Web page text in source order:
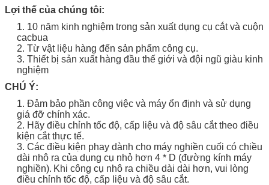
Lợi thế của chúng tôi:
1. 10 năm kinh nghiệm trong sản xuất dụng cụ cắt và cuộn
cacbua
2. Từ vật liệu hàng đến sản phẩm công cụ.
3. Thiết bị sản xuất hàng đầu thế giới và đội ngũ giàu kinh
nghiệm
CHÚ Ý:
1. Đảm bảo phần công việc và máy ổn định và sử dụng
giá đỡ chính xác.
2. Hãy điều chỉnh tốc độ, cấp liệu và độ sâu cắt theo điều
kiện cắt thực tế.
3. Các điều kiện phay dành cho máy nghiền cuối có chiều
dài nhô ra của dụng cụ nhỏ hơn 4 * D (đường kính máy
nghiền). Khi công cụ nhô ra chiều dài dài hơn, vui lòng
điều chỉnh tốc độ, cấp liệu và độ sâu cắt.